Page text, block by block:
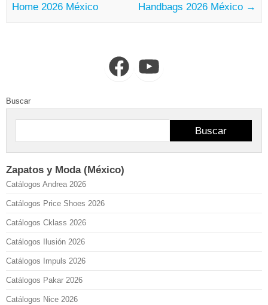
Home 2026 México
Handbags 2026 México →
FacebookYouTube
Buscar
Buscar
Zapatos y Moda (México)
Catálogos Andrea 2026
Catálogos Price Shoes 2026
Catálogos Cklass 2026
Catálogos Ilusión 2026
Catálogos Impuls 2026
Catálogos Pakar 2026
Catálogos Nice 2026